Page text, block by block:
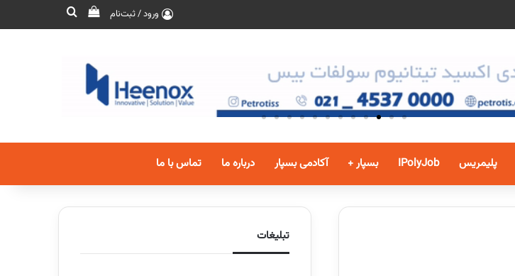
ورود / ثبت‌نام
پلیمریس IPolyJob بسپار + آکادمی بسپار درباره ما تماس با ما
تبلیغات